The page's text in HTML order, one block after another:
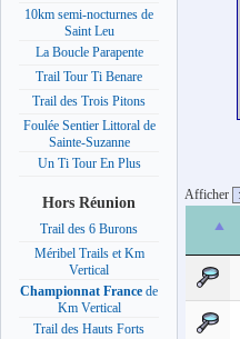
10km semi-nocturnes de
Saint Leu
La Boucle Parapente
Trail Tour Ti Benare
Trail des Trois Pitons
Foulée Sentier Littoral de
Sainte-Suzanne
Un Ti Tour En Plus
Hors Réunion
Trail des 6 Burons
Méribel Trails et Km
Vertical
Championnat France de
Km Vertical
Trail des Hauts Forts
Afficher